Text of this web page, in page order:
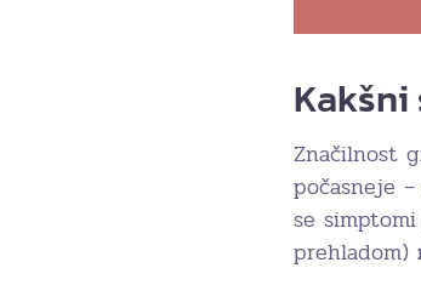
Značilnost
počasneje
se
prehladom)